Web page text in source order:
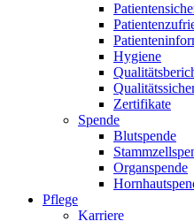
Hygiene
Zertifikate
Spende
Blutspende
Organspende
Pflege
Karriere